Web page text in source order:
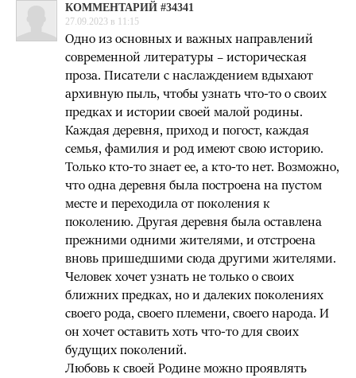
КОММЕНТАРИЙ #34341
27.09.2023 в 11:15
Одно из основных и важных направлений
современной литературы – историческая
проза. Писатели с наслаждением вдыхают
архивную пыль, чтобы узнать что-то о своих
предках и истории своей малой родины.
Каждая деревня, приход и погост, каждая
семья, фамилия и род имеют свою историю.
Только кто-то знает ее, а кто-то нет. Возможно,
что одна деревня была построена на пустом
месте и переходила от поколения к
поколению. Другая деревня была оставлена
прежними одними жителями, и отстроена
вновь пришедшими сюда другими жителями.
Человек хочет узнать не только о своих
ближних предках, но и далеких поколениях
своего рода, своего племени, своего народа. И
он хочет оставить хоть что-то для своих
будущих поколений.
Любовь к своей Родине можно проявлять